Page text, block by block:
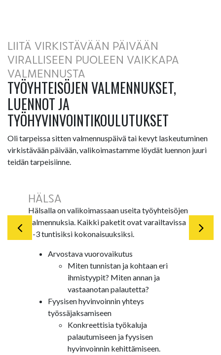
LIITÄ VIRKISTÄVÄÄN PÄIVÄÄN
VIRALLISEEN PUOLEEN VAIKKAPA
VALMENNUSTA
TYÖYHTEISÖJEN VALMENNUKSET,
LUENNOT JA
TYÖHYVINVOINTIKOULUTUKSET
Oli tarpeissa sitten valmennuspäivä tai kevyt laskeutuminen
virkistävään päivään, valikoimastamme löydät luennon juuri
teidän tarpeisiinne.
HÄLSA
Hälsalla on valikoimassaan useita työyhteisöjen
valmennuksia. Kaikki paketit ovat varailtavissa
1-3 tuntisiksi kokonaisuuksiksi.
Arvostava vuorovaikutus
Miten tunnistan ja kohtaan eri
ihmistyypit? Miten annan ja
vastaanotan palautetta?
Fyysisen hyvinvoinnin yhteys
työssäjaksamiseen
Konkreettisia työkaluja
palautumiseen ja fyysisen
hyvinvoinnin kehittämiseen.